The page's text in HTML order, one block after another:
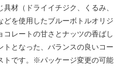
材（ドライイチジク、くるみ、
どを使用したブルーボトルオリジ
コレートの甘さとナッツの香ばし
トとなった、バランスの良いコー
トです。※パッケージ変更の可能